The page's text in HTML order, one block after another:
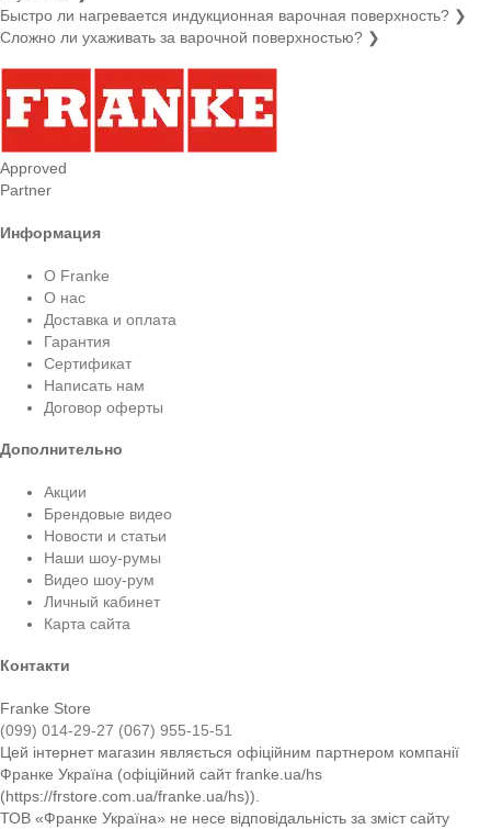
Быстро ли нагревается индукционная варочная поверхность? ❯
Сложно ли ухаживать за варочной поверхностью? ❯
Approved
Partner
Информация
О Franke
О нас
Доставка и оплата
Гарантия
Сертификат
Написать нам
Договор оферты
Дополнительно
Акции
Брендовые видео
Новости и статьи
Наши шоу-румы
Видео шоу-рум
Личный кабинет
Карта сайта
Контакти
Franke Store
(099) 014-29-27 (067) 955-15-51
Цей інтернет магазин являється офіційним партнером компанії
Франке Україна (офіційний сайт franke.ua/hs
(https://frstore.com.ua/franke.ua/hs)).
ТОВ «Франке Україна» не несе відповідальність за зміст сайту